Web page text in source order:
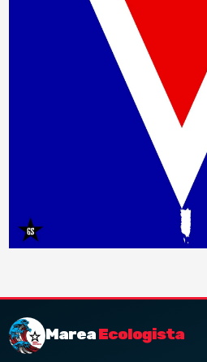
MareaEcologista